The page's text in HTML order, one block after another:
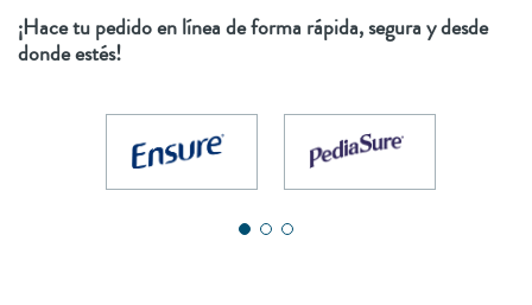
¡Hace tu pedido en línea de forma rápida, segura y desde
donde estés!